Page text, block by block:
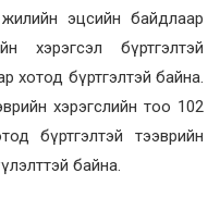
эцсийн байдлаар
хэрэгсэл бүртгэлтэй
хотод бүртгэлтэй байна.
хэрэгслийн тоо 102
бүртгэлтэй тээврийн
байна.